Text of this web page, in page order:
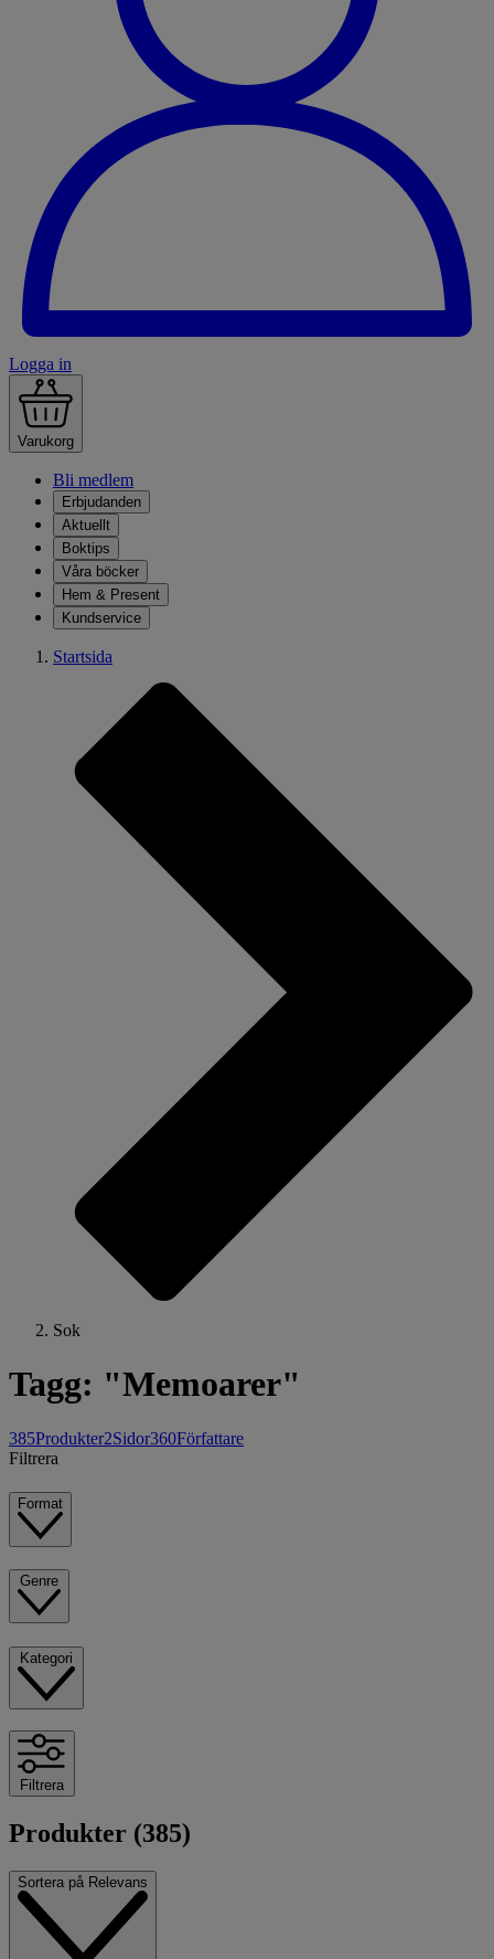
Logga in
Varukorg
Bli medlem
Erbjudanden
Aktuellt
Boktips
Våra böcker
Hem & Present
Kundservice
Startsida
Sok
Tagg: "Memoarer"
385Produkter2Sidor360Författare
Filtrera
Format
Filtrera
Produkter (385)
Sortera på Relevans